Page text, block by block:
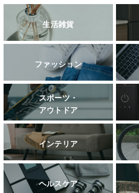
生活雑貨
ファッション
スポーツ・
アウトドア
インテリア
ヘルスケア